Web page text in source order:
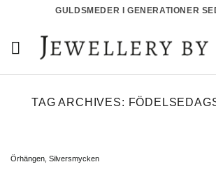
content
GULDSMEDER I GENERATIONER
TAG ARCHIVES:
Örhängen Silversmycken